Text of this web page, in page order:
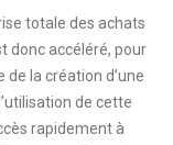
totale des achats
donc accéléré, pour
la création d’une
de cette
rapidement à